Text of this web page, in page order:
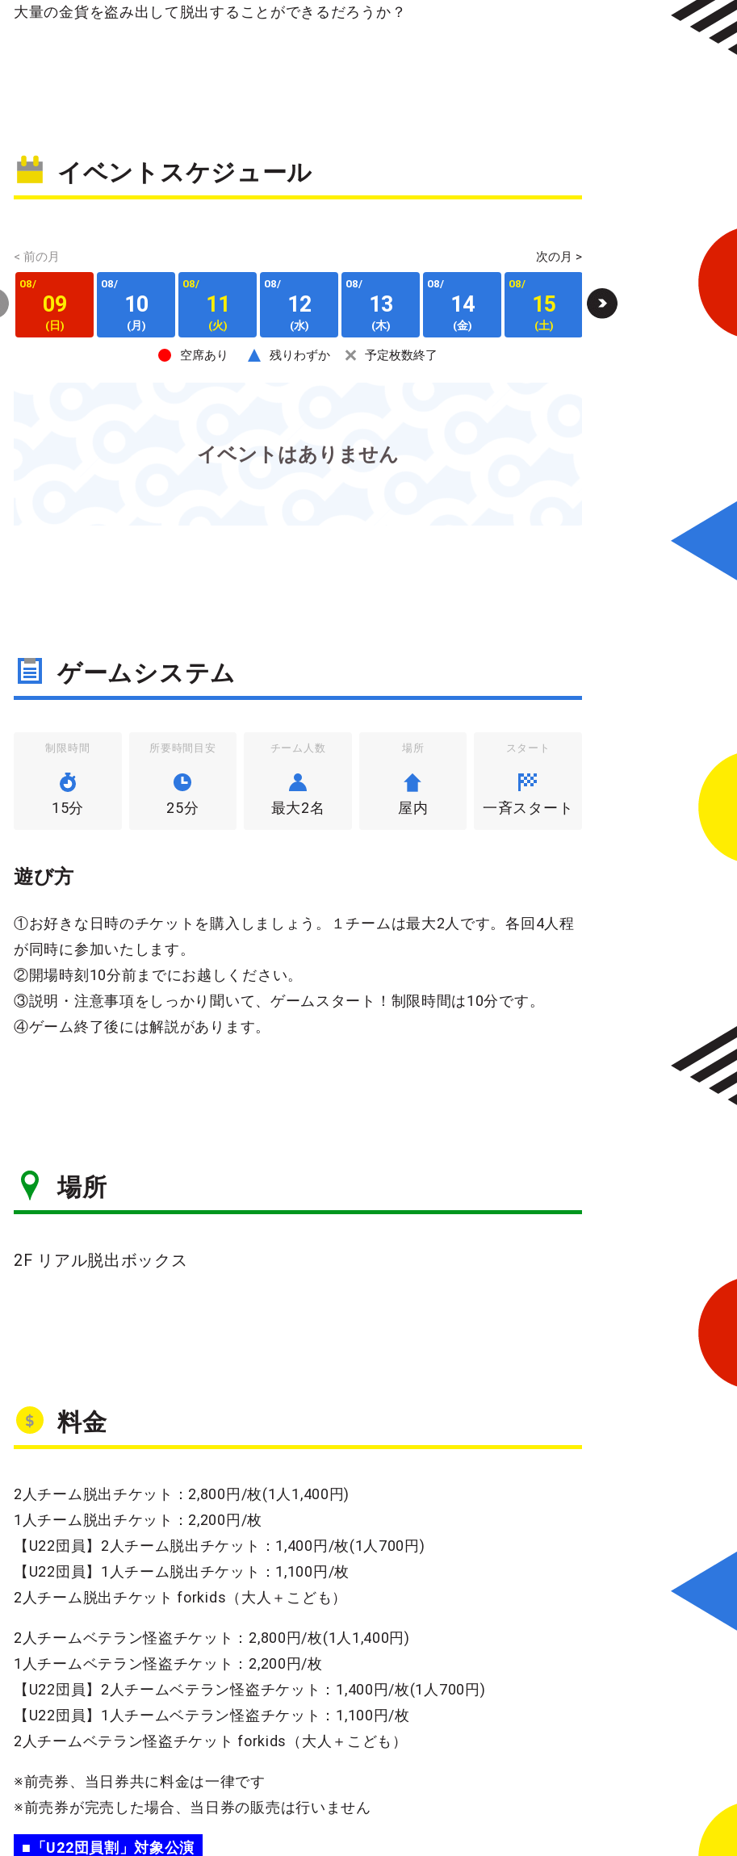
大量の金貨を盗み出して脱出することができるだろうか？
イベントスケジュール
< 前の月 次の月 >
08/
09
(日)
08/
10
(月)
08/
11
(火)
08/
12
(水)
08/
13
(木)
08/
14
(金)
08/
15
(土)
16 17
(月)
空席あり 残りわずか 予定枚数終了
イベントはありません
ゲームシステム
制限時間
15分
所要時間目安
25分
チーム人数
最大2名
場所
屋内
スタート
一斉スタート
遊び方
①お好きな日時のチケットを購入しましょう。１チームは最大2人です。各回4人程
が同時に参加いたします。
②開場時刻10分前までにお越しください。
③説明・注意事項をしっかり聞いて、ゲームスタート！制限時間は10分です。
④ゲーム終了後には解説があります。
場所
2F リアル脱出ボックス
料金
2人チーム脱出チケット：2,800円/枚(1人1,400円)
1人チーム脱出チケット：2,200円/枚
【U22団員】2人チーム脱出チケット：1,400円/枚(1人700円)
【U22団員】1人チーム脱出チケット：1,100円/枚
2人チーム脱出チケット forkids（大人＋こども）
2人チームベテラン怪盗チケット：2,800円/枚(1人1,400円)
1人チームベテラン怪盗チケット：2,200円/枚
【U22団員】2人チームベテラン怪盗チケット：1,400円/枚(1人700円)
【U22団員】1人チームベテラン怪盗チケット：1,100円/枚
2人チームベテラン怪盗チケット forkids（大人＋こども）
※前売券、当日券共に料金は一律です
※前売券が完売した場合、当日券の販売は行いません
■「U22団員割」対象公演